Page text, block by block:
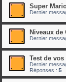
Super
Dernier
Niveaux de
Dernier
Test de
Dernier
Réponses : 5